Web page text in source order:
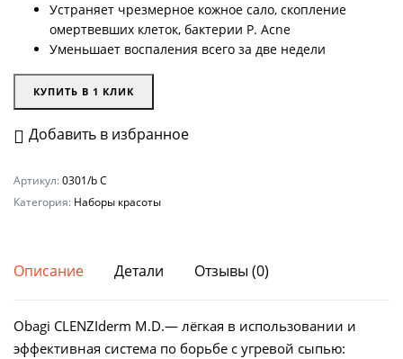
Устраняет чрезмерное кожное сало, скопление
омертвевших клеток, бактерии P. Аcne
Уменьшает воспаления всего за две недели
КУПИТЬ В 1 КЛИК
Добавить в избранное
Артикул:0301/b С
Категория: Наборы красоты
Описание Детали Отзывы (0)
Obagi CLENZIderm M.D.— лёгкая в использовании и
эффективная система по борьбе с угревой сыпью: